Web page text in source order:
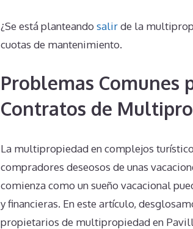
¿Se está planteando salirde la
cuotas de mantenimiento.
Problemas Comunes
Contratos de
La multipropiedad en complejos
compradores deseosos de unas
comienza como un sueño vacacional
y financieras. En este artículo,
propietarios de multipropiedad en